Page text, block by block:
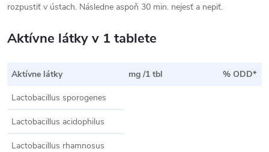
rozpustiť v ústach. Následne aspoň 30 min. nejesť a nepiť.
Aktívne látky v 1 tablete
Aktívne látky mg /1 tbl % ODD*
Lactobacillus sporogenes
Lactobacillus acidophilus
Lactobacillus rhamnosus